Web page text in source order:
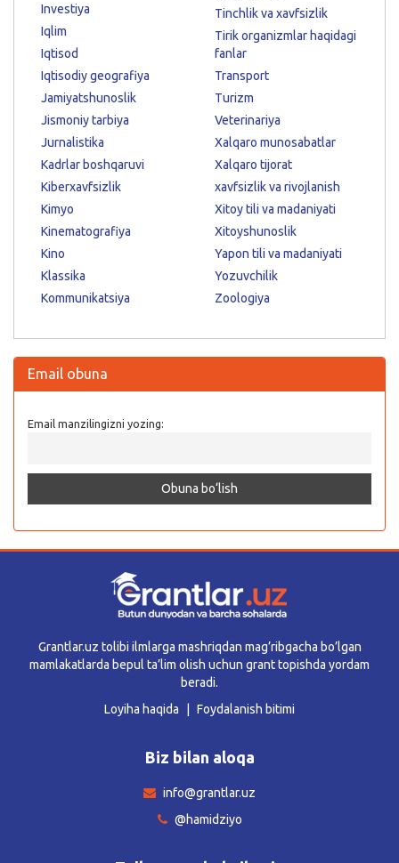
Investiya
Iqlim
Iqtisod
Iqtisodiy geografiya
Jamiyatshunoslik
Jismoniy tarbiya
Jurnalistika
Kadrlar boshqaruvi
Kiberxavfsizlik
Kimyo
Kinematografiya
Kino
Klassika
Kommunikatsiya
Tinchlik va xavfsizlik
Tirik organizmlar haqidagi
fanlar
Transport
Turizm
Veterinariya
Xalqaro munosabatlar
Xalqaro tijorat
xavfsizlik va rivojlanish
Xitoy tili va madaniyati
Xitoyshunoslik
Yapon tili va madaniyati
Yozuvchilik
Zoologiya
Email obuna
Email manzilingizni yozing:
Grantlar.uz tolibi ilmlarga mashriqdan mag’ribgacha bo’lgan
mamlakatlarda bepul ta’lim olish uchun grant topishda yordam
beradi.
Loyiha haqida
Foydalanish bitimi
Biz bilan aloqa
info@grantlar.uz
@hamidziyo